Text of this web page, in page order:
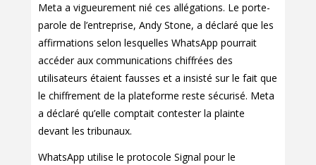
Meta a vigueurement nié ces allégations. Le porte-
parole de l’entreprise, Andy Stone, a déclaré que les
affirmations selon lesquelles WhatsApp pourrait
accéder aux communications chiffrées des
utilisateurs étaient fausses et a insisté sur le fait que
le chiffrement de la plateforme reste sécurisé. Meta
a déclaré qu’elle comptait contester la plainte
devant les tribunaux.
WhatsApp utilise le protocole Signal pour le